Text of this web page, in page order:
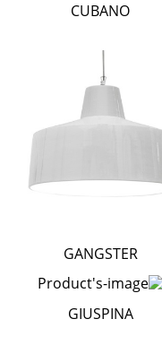
CUBANO
GANGSTER
GIUSPINA